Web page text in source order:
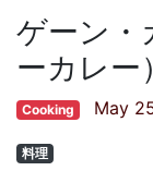
ゲーン・
ーカレー
Cooking May
料理